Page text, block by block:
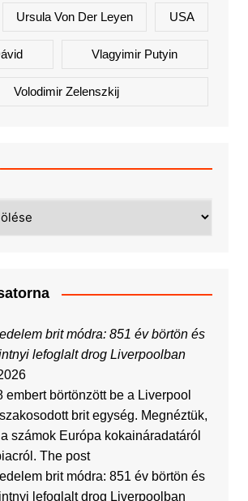
Ursula Von Der Leyen USA
Vlagyimir Putyin
Volodimir Zelenszkij
brit módra: 851 év börtön és
lefoglalt drog Liverpoolban
embert börtönzött be a Liverpool
brit egység. Megnéztük,
számok Európa kokaináradatáról
The post
brit módra: 851 év börtön és
lefoglalt drog Liverpoolban